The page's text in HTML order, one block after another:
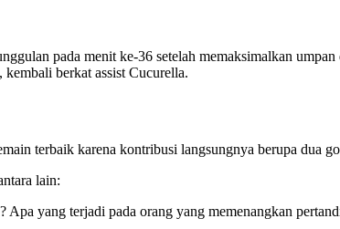
pada menit ke-36 setelah memaksimalkan
berkat assist Cucurella.
terbaik karena kontribusi langsungnya berupa dua
lain:
yang terjadi pada orang yang memenangkan